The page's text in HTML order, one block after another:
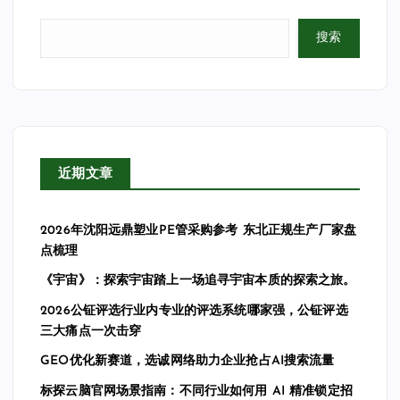
搜索
近期文章
2026年沈阳远鼎塑业PE管采购参考 东北正规生产厂家盘
点梳理
《宇宙》：探索宇宙踏上一场追寻宇宙本质的探索之旅。
2026公钲评选行业内专业的评选系统哪家强，公钲评选
三大痛点一次击穿
GEO优化新赛道，选诚网络助力企业抢占AI搜索流量
标探云脑官网场景指南：不同行业如何用 AI 精准锁定招